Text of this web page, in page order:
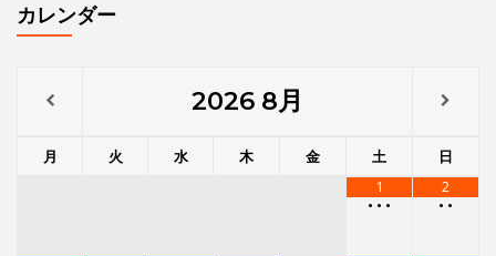
カレンダー
2026 8月
月 火 水 木 金 土
日
1
• • •
2
• •